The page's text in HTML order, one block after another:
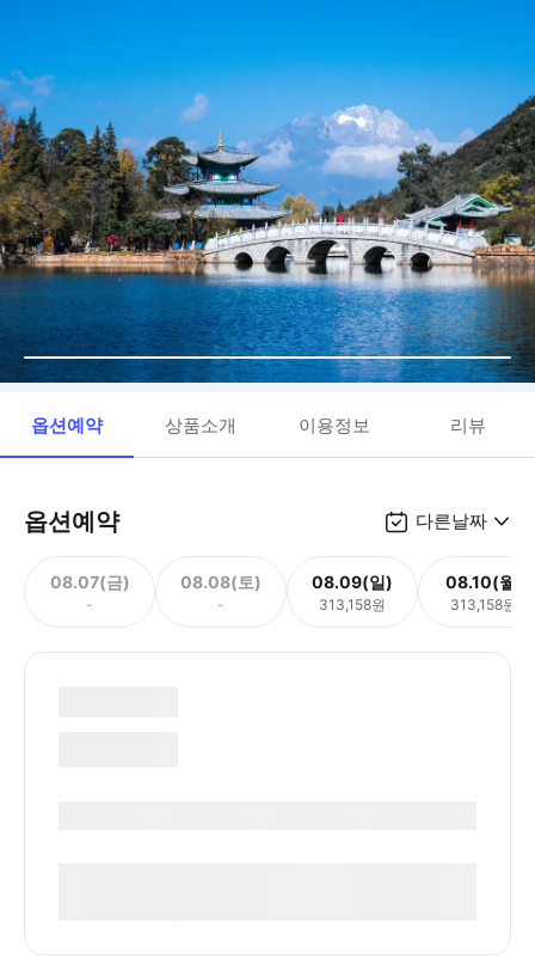
옵션예약 상품소개 이용정보 리뷰
옵션예약 다른날짜
08.07(금)
-
08.08(토)
-
08.09(일)
313,158원
08.10(월)
313,158원